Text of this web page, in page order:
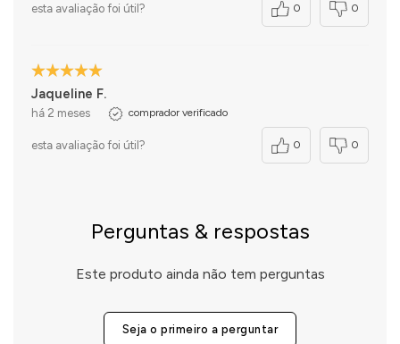
esta avaliação foi útil? 0 0
Jaqueline F.
há 2 meses comprador verificado
esta avaliação foi útil? 0 0
Perguntas & respostas
Este produto ainda não tem perguntas
Seja o primeiro a perguntar